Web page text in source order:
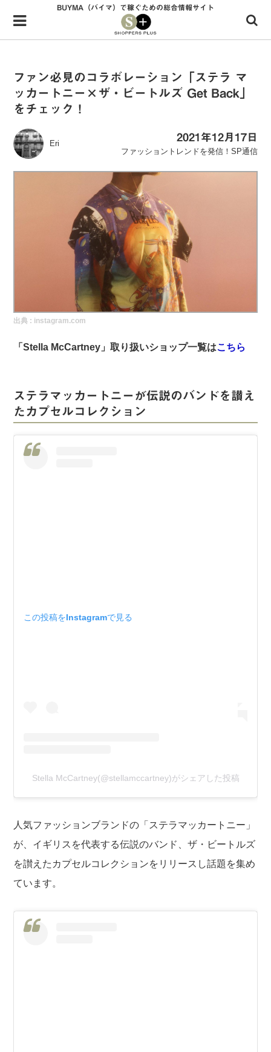
Menu
HOME
34歳独身OLバイマ実践記
ファッショントレンドを発信！SP通信
BUYMAで人気のブランド
BUYMAの売れ筋商品
実録！海外ショップで買ってみた！
BUYMA（バイマ）で稼ぐための総合情報サイト
ファン必見のコラボレーション「ステラ マ
ッカートニー×ザ・ビートルズ Get Back」
をチェック！
Eri
2021年12月17日
ファッショントレンドを発信！SP通信
出典 : instagram.com
「Stella McCartney」取り扱いショップ一覧はこちら
ステラマッカートニーが伝説のバンドを讃え
たカプセルコレクション
この投稿をInstagramで見る
Stella McCartney(@stellamccartney)がシェアした投稿
人気ファッションブランドの「ステラマッカートニー」
が、イギリスを代表する伝説のバンド、ザ・ビートルズ
を讃えたカプセルコレクションをリリースし話題を集め
ています。